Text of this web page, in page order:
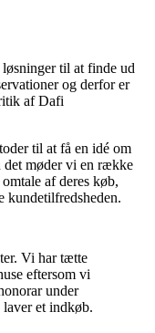
til at finde ud
og derfor er
af Dafi
til at få en idé om
det møder vi en række
af deres køb,
kundetilfredsheden.
Vi har tætte
eftersom vi
under
et indkøb.